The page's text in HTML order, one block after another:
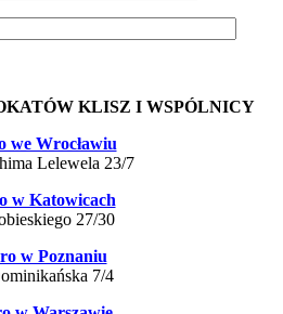
KLISZ I WSPÓLNICY
we Wrocławiu
Lelewela 23/7
w Katowicach
27/30
w Poznaniu
7/4